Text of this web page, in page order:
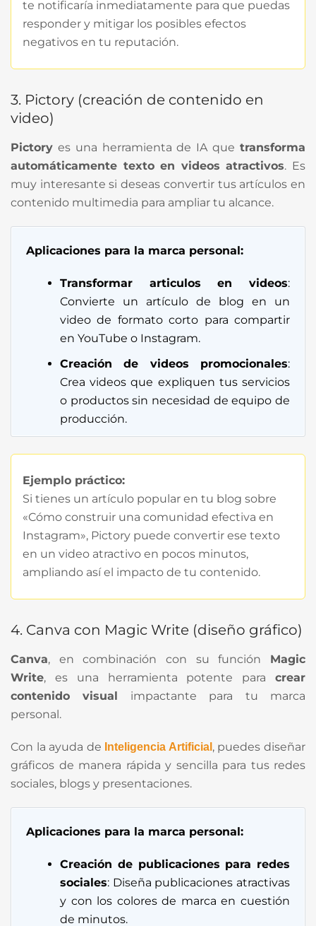
te notificaría inmediatamente para que puedas
responder y mitigar los posibles efectos
negativos en tu reputación.
3. Pictory (creación de contenido en
video)
Pictory es una herramienta de IA que transforma
automáticamente texto en videos atractivos. Es
muy interesante si deseas convertir tus artículos en
contenido multimedia para ampliar tu alcance.
Aplicaciones para la marca personal:
Transformar articulos en videos:
Convierte un artículo de blog en un
video de formato corto para compartir
en YouTube o Instagram.
Creación de videos promocionales:
Crea videos que expliquen tus servicios
o productos sin necesidad de equipo de
producción.
Ejemplo práctico:
Si tienes un artículo popular en tu blog sobre
«Cómo construir una comunidad efectiva en
Instagram», Pictory puede convertir ese texto
en un video atractivo en pocos minutos,
ampliando así el impacto de tu contenido.
4. Canva con Magic Write (diseño gráfico)
Canva, en combinación con su función Magic
Write, es una herramienta potente para crear
contenido visual
impactante para tu marca
personal.
Con la ayuda de Inteligencia Artificial , puedes diseñar
gráficos de manera rápida y sencilla para tus redes
sociales, blogs y presentaciones.
Aplicaciones para la marca personal:
Creación de publicaciones para redes
sociales: Diseña publicaciones atractivas
y con los colores de marca en cuestión
de minutos.